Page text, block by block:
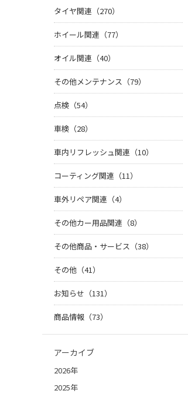
タイヤ関連（270）
ホイール関連（77）
オイル関連（40）
その他メンテナンス（79）
点検（54）
車検（28）
車内リフレッシュ関連（10）
コーティング関連（11）
車外リペア関連（4）
その他カー用品関連（8）
その他商品・サービス（38）
その他（41）
お知らせ（131）
商品情報（73）
アーカイブ
2026年
2025年